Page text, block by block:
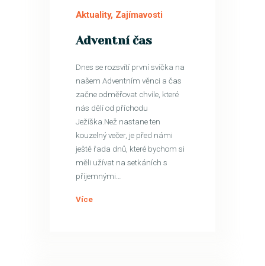
Aktuality, Zajímavosti
Adventní čas
Dnes se rozsvítí první svíčka na
našem Adventním věnci a čas
začne odměřovat chvíle, které
nás dělí od příchodu
Ježíška.Než nastane ten
kouzelný večer, je před námi
ještě řada dnů, které bychom si
měli užívat na setkáních s
příjemnými…
Více